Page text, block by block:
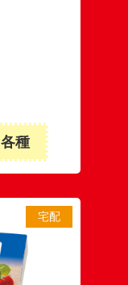
種
宅配